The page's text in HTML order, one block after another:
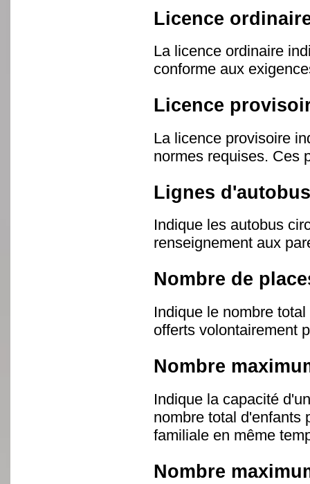
Licence
La licence ordinaire
conforme aux
Licence
La licence provisoire
normes requises. Ces
Lignes
Indique les autobus
renseignement aux
Nombre de
Indique le nombre
offerts volontairement
Nombre
Indique la capacité
nombre total d'enfants
familiale en même
Nombre